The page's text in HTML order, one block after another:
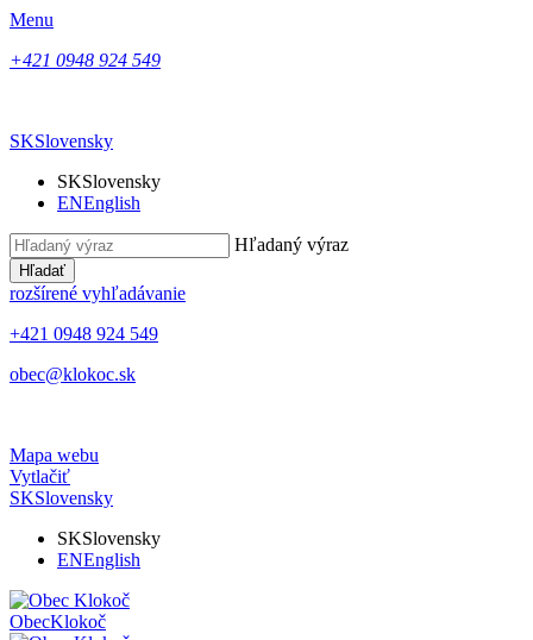
Menu
+421 0948 924 549
SKSlovensky
SKSlovensky
ENEnglish
Hľadaný výraz
Hľadať
rozšírené vyhľadávanie
+421 0948 924 549
obec@klokoc.sk
Mapa webu
Vytlačiť
SKSlovensky
SKSlovensky
ENEnglish
ObecKlokoč